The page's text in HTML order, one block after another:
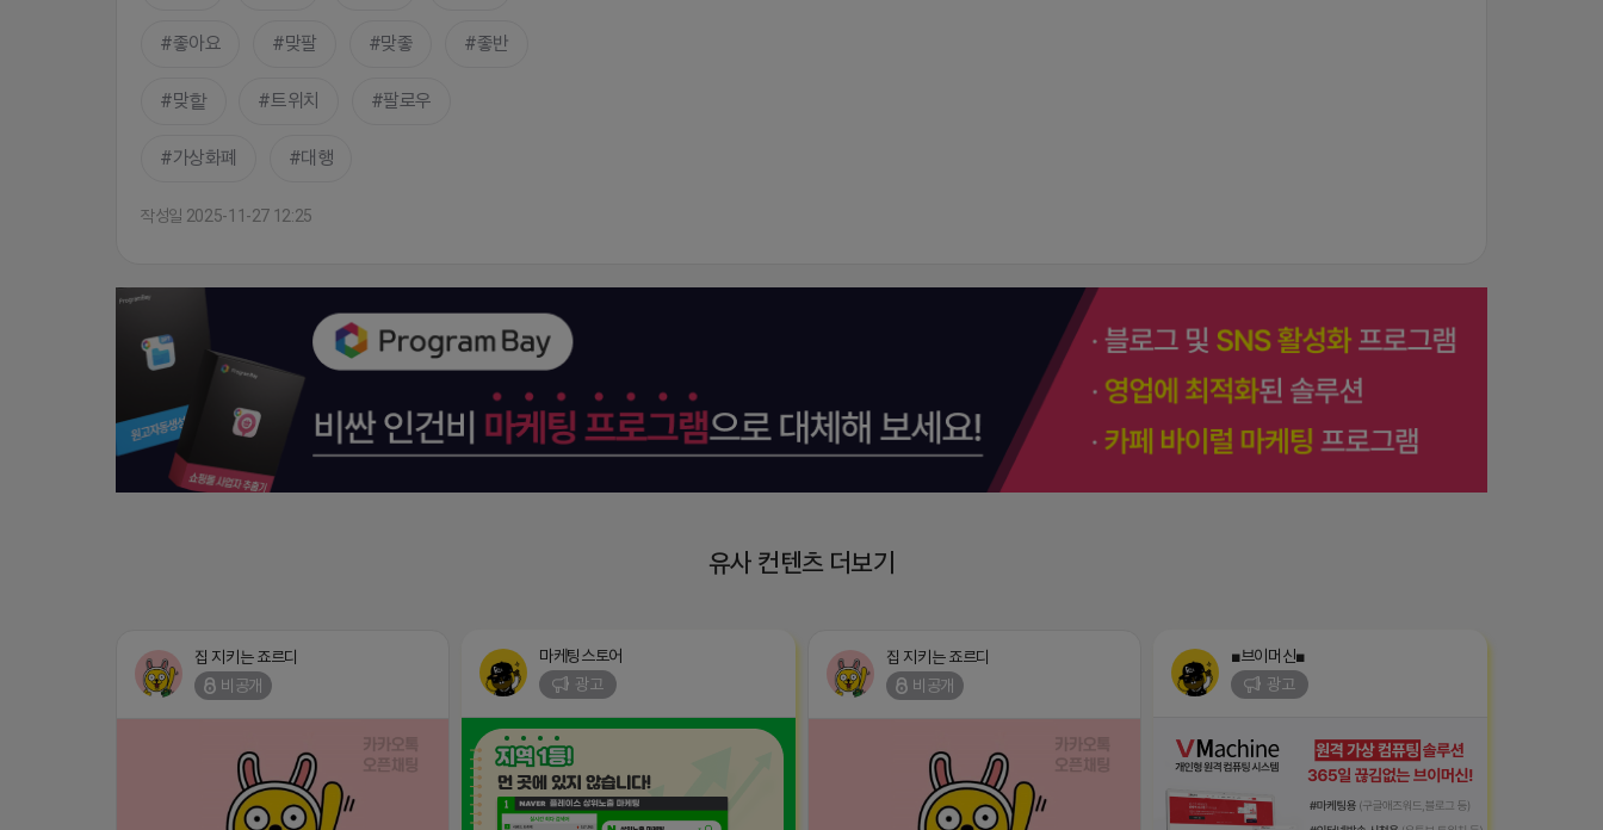
좋아요 맞팔 맞좋 좋반
맞핱 트위치 팔로우
가상화폐 대행
작성일 2025-11-27 12:25
유사 컨텐츠 더보기
집 지키는 죠르디
비공개
마케팅스토어
광고
집 지키는 죠르디
비공개
■브이머신■
광고